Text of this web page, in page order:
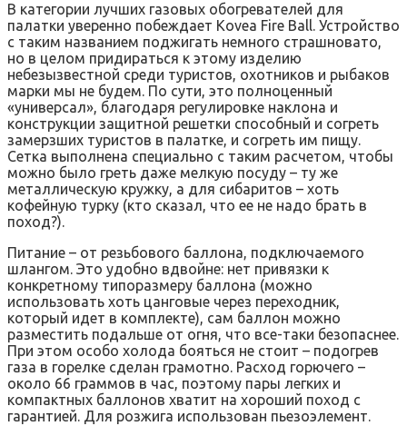
В категории лучших газовых обогревателей для
палатки уверенно побеждает Kovea Fire Ball. Устройство
с таким названием поджигать немного страшновато,
но в целом придираться к этому изделию
небезызвестной среди туристов, охотников и рыбаков
марки мы не будем. По сути, это полноценный
«универсал», благодаря регулировке наклона и
конструкции защитной решетки способный и согреть
замерзших туристов в палатке, и согреть им пищу.
Сетка выполнена специально с таким расчетом, чтобы
можно было греть даже мелкую посуду – ту же
металлическую кружку, а для сибаритов – хоть
кофейную турку (кто сказал, что ее не надо брать в
поход?).
Питание – от резьбового баллона, подключаемого
шлангом. Это удобно вдвойне: нет привязки к
конкретному типоразмеру баллона (можно
использовать хоть цанговые через переходник,
который идет в комплекте), сам баллон можно
разместить подальше от огня, что все-таки безопаснее.
При этом особо холода бояться не стоит – подогрев
газа в горелке сделан грамотно. Расход горючего –
около 66 граммов в час, поэтому пары легких и
компактных баллонов хватит на хороший поход с
гарантией. Для розжига использован пьезоэлемент.